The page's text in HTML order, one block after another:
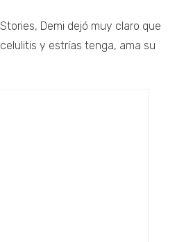
Demi dejó muy claro que
y estrías tenga, ama su